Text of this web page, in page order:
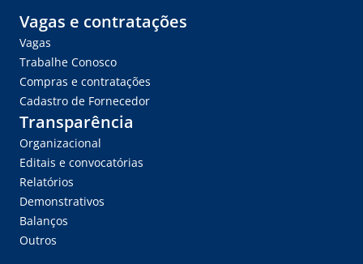
Vagas e contratações
Vagas
Trabalhe Conosco
Compras e contratações
Cadastro de Fornecedor
Transparência
Organizacional
Editais e convocatórias
Relatórios
Demonstrativos
Balanços
Outros